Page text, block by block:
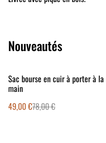
Nouveautés
%
Sac bourse en cuir à porter à la
main
49,00 €78,00 €